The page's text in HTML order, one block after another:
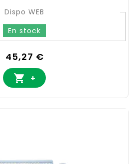
Dispo WEB
En stock
Prix
45,27 €
 +